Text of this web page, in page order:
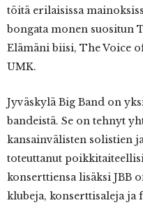
töitä erilaisissa
bongata monen suositun
Elämäni biisi, The Voice
UMK.
Jyväskylä Big Band on
bandeistä. Se on tehnyt
kansainvälisten solistien
toteuttanut
konserttiensa lisäksi JBB
klubeja, konserttisaleja ja